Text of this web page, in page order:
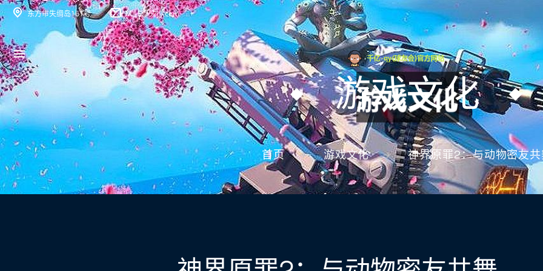
东方市失绸岛161号 MILE@52j9.com
游戏文化
首页 游戏文化 神界原罪2：与动物密友